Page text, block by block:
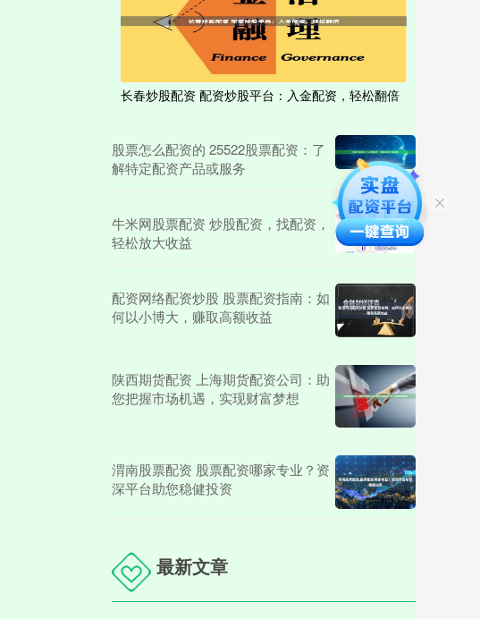
长春炒股配资 配资炒股平台：入金配资，轻松翻倍
股票怎么配资的 25522股票配资：了
解特定配资产品或服务
牛米网股票配资 炒股配资，找配资，
轻松放大收益
配资网络配资炒股 股票配资指南：如
何以小博大，赚取高额收益
陕西期货配资 上海期货配资公司：助
您把握市场机遇，实现财富梦想
渭南股票配资 股票配资哪家专业？资
深平台助您稳健投资
最新文章